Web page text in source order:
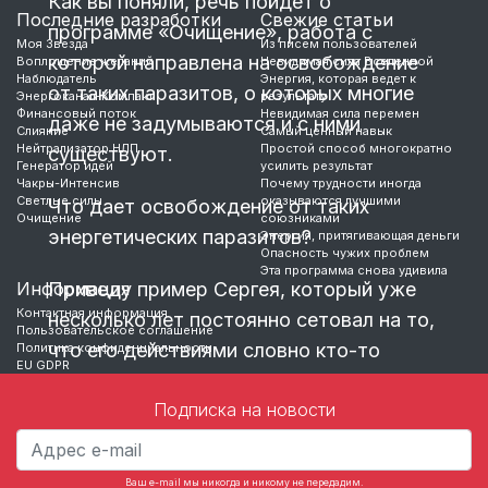
программе «Очищение», работа с
которой направлена на освобождение
от таких паразитов, о которых многие
даже не задумываются и с ними
существуют.
Что дает освобождение от таких
энергетических паразитов?
Приведу пример Сергея, который уже
несколько лет постоянно сетовал на то,
что его действиями словно кто-то
руководит, когда он играет на бирже.
Последние разработки
Моя Звезда
Воплощение желаний
Наблюдатель
Энергоканал-Компакт
Финансовый поток
Слияние
Нейтрализатор НЛП
Генератор идей
Чакры-Интенсив
Светлые силы
Очищение
Свежие статьи
Из писем пользователей
Невидимая сила Вселенной
Энергия, которая ведет к
результату
Невидимая сила перемен
Самый ценный навык
Простой способ многократно
усилить результат
Почему трудности иногда
оказываются лучшими
союзниками
Энергия, притягивающая деньги
Опасность чужих проблем
Эта программа снова удивила
Информация
Контактная информация
Пользовательское соглашение
Политика конфиденциальности
EU GDPR
Подписка на новости
Ваш e-mail мы никогда и никому не передадим.